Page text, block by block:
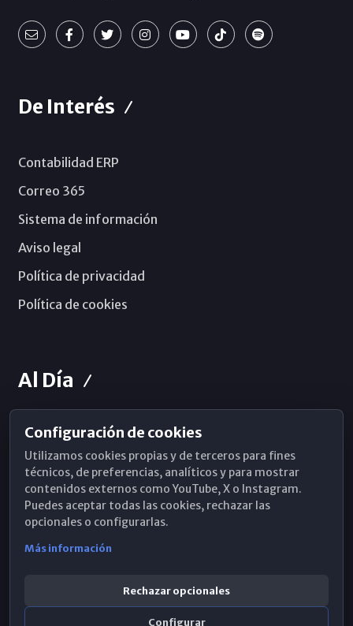
De Interés
Contabilidad ERP
Correo 365
Sistema de información
Aviso legal
Política de privacidad
Política de cookies
Al Día
Horarios de Misa
Hemeroteca
WhatsApp
Configuración de cookies
Utilizamos cookies propias y de terceros para fines
técnicos, de preferencias, analíticos y para mostrar
contenidos externos como YouTube, X o Instagram.
Puedes aceptar todas las cookies, rechazar las
opcionales o configurarlas.
Más información
Rechazar opcionales
Configurar